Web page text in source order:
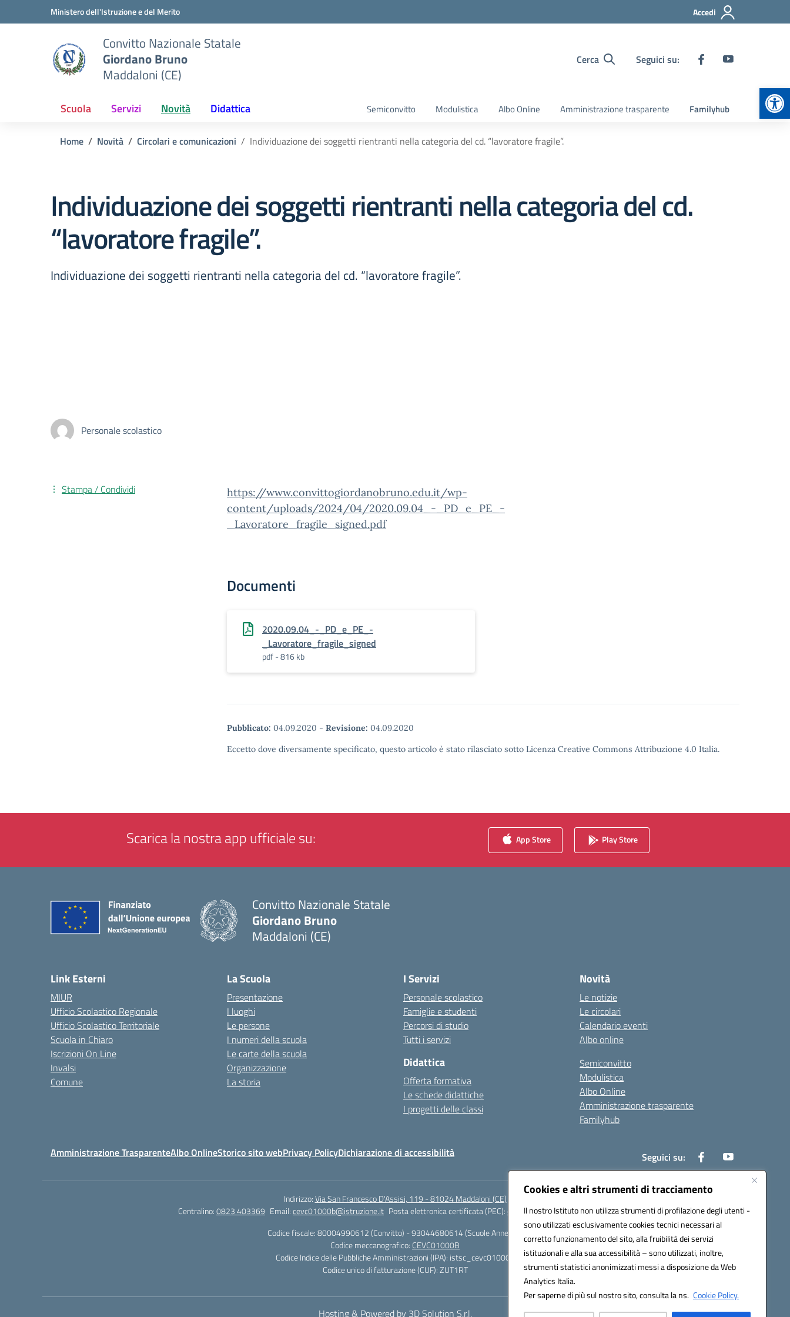
Cookies e altri strumenti di tracciamento
Il nostro Istituto non utilizza strumenti di profilazione degli utenti -
sono utilizzati esclusivamente cookies tecnici necessari al
corretto funzionamento del sito, alla fruibilità dei servizi
istituzionali e alla sua accessibilità – sono utilizzati, inoltre,
strumenti statistici anonimizzati messi a disposizione da Web
Analytics Italia.
Per saperne di più sul nostro sito, consulta la ns. Cookie Policy.
Vai ai contenuti
Vai al menu di navigazioneMinistero dell'Istruzione e del Merito Accedi
Convitto Nazionale Statale
Giordano Bruno
Maddaloni (CE)
Cerca Seguici su:
Scuola Servizi Novità Didattica Semiconvitto Modulistica Albo Online Amministrazione trasparente Familyhub
Home Novità Circolari e comunicazioni Individuazione dei soggetti rientranti nella categoria del cd. “lavoratore fragile”.
Individuazione dei soggetti rientranti nella categoria del cd.
“lavoratore fragile”.
Individuazione dei soggetti rientranti nella categoria del cd. “lavoratore fragile”.
Personale scolastico
https://www.convittogiordanobruno.edu.it/wp-
content/uploads/2024/04/2020.09.04_-_PD_e_PE_-
_Lavoratore_fragile_signed.pdf
Documenti
2020.09.04_-_PD_e_PE_-
_Lavoratore_fragile_signed
pdf - 816 kb
Pubblicato: 04.09.2020 - Revisione: 04.09.2020
Eccetto dove diversamente specificato, questo articolo è stato rilasciato sotto Licenza Creative Commons Attribuzione 4.0 Italia.
Stampa / Condividi
Scarica la nostra app ufficiale su: App Store Play Store
Convitto Nazionale Statale
Giordano Bruno
Maddaloni (CE)
Link Esterni
MIUR
Ufficio Scolastico Regionale
Ufficio Scolastico Territoriale
Scuola in Chiaro
Iscrizioni On Line
Invalsi
Comune
La Scuola
Presentazione
I luoghi
Le persone
I numeri della scuola
Le carte della scuola
Organizzazione
La storia
I Servizi
Personale scolastico
Famiglie e studenti
Percorsi di studio
Tutti i servizi
Didattica
Offerta formativa
Le schede didattiche
I progetti delle classi
Novità
Le notizie
Le circolari
Calendario eventi
Albo online
Semiconvitto
Modulistica
Albo Online
Amministrazione trasparente
Familyhub
Amministrazione TrasparenteAlbo OnlineStorico sito webPrivacy PolicyDichiarazione di accessibilità Seguici su:
Indirizzo:Via San Francesco D'Assisi, 119 - 81024 Maddaloni (CE)
Centralino:0823 403369 Email:cevc01000b@istruzione.it Posta elettronica certificata (PEC):cevc01000b@pec.istruzione.it
Codice fiscale: 80004990612 (Convitto) - 93044680614 (Scuole Annesse)
Codice meccanografico: CEVC01000B
Codice Indice delle Pubbliche Amministrazioni (IPA): istsc_cevc01000b
Codice unico di fatturazione (CUF): ZUT1RT
Hosting & Powered by 3D Solution S.r.l.